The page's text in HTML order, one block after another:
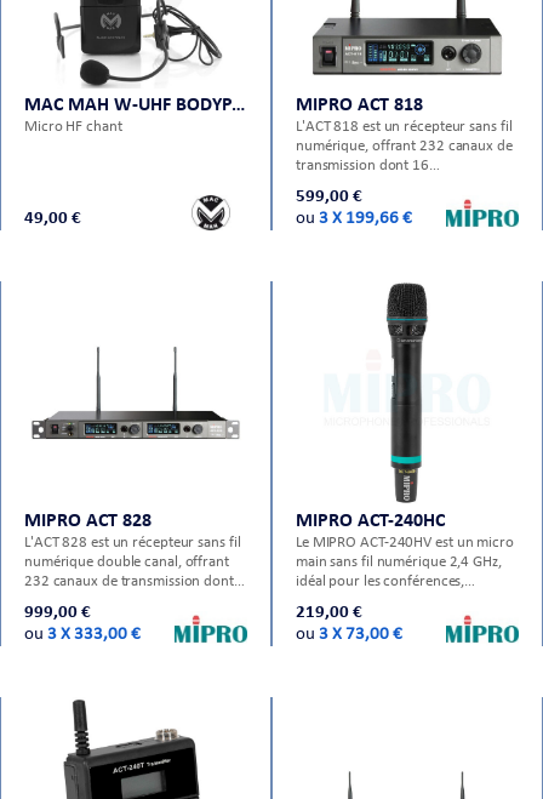
MAC MAH W-UHF BODYPACK
Micro HF chant
49,00 €
MIPRO ACT 818
L'ACT 818 est un récepteur sans fil
numérique, offrant 232 canaux de
transmission dont 16
vendu seul il nécessite l'utilisation
d'émetteurs tel que ACT 80H ou
599,00 €
ou 3 X 199,66 €
MIPRO ACT 828
L'ACT 828 est un récepteur sans fil
numérique double canal, offrant
232 canaux de transmission dont
vendu seul il nécessite l'utilisation
d'émetteurs tel que ACT 80H ou
999,00 €
ou 3 X 333,00 €
MIPRO ACT-240HC
Le MIPRO ACT-240HV est un micro
main sans fil numérique 2,4 GHz,
idéal pour les conférences,
animations. Équipé de la capsule
MU-80A, il offre une restitution
219,00 €
ou 3 X 73,00 €